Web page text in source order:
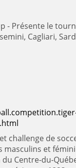
de
Cagliari,
challenge de
masculins et
du Centre-du-